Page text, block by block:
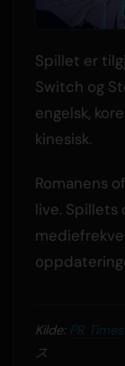
Spillet er
Switch og
engelsk,
kinesisk.
Romanens
live. Spillets
Kilde: PR Times
ス